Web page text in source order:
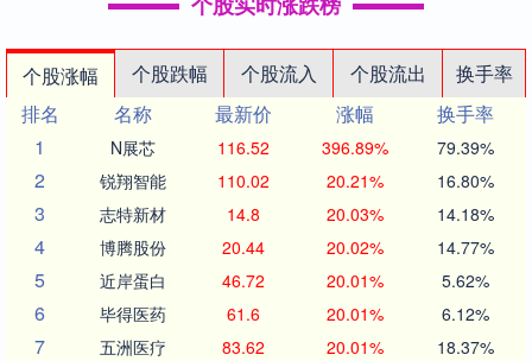
个股涨幅 个股跌幅 个股流入 个股流出
换手率
排名
名称 最新价 涨幅
换手率
1
N展芯 116.52 396.89% 79.39%
2 锐翔智能 110.02 20.21% 16.80%
3 志特新材 14.8 20.03% 14.18%
4 博腾股份 20.44 20.02% 14.77%
5 近岸蛋白 46.72 20.01% 5.62%
6 毕得医药 61.6 20.01% 6.12%
7 五洲医疗 83.62 20.01% 18.37%